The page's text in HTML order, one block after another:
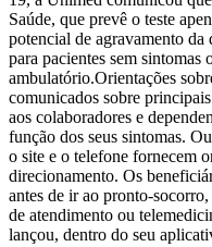
Saúde, que prevê o teste
potencial de agravamento da
para pacientes sem sintomas
ambulatório.Orientações
comunicados sobre
aos colaboradores e
função dos seus sintomas.
o site e o telefone fornecem
direcionamento. Os
antes de ir ao pronto-
de atendimento ou
lançou, dentro do seu